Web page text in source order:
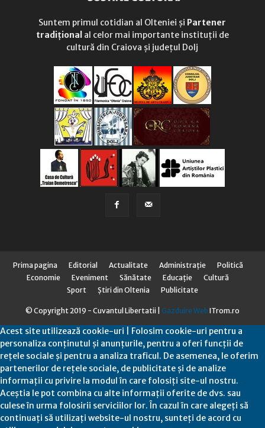
Suntem primul cotidian al Olteniei și Partener
tradițional al celor mai importante instituții de
cultură din Craiova și județul Dolj
Prima pagina Editorial Actualitate Administraţie
Politică
Economie
Eveniment Sănătate Educaţie
Cultură
Sport
Știri din Oltenia Publicitate
© Copyright 2019 - Cuvantul Libertatii | Gazduire Web ITrom.ro
Acest site utilizează cookie-uri | Folosim cookie-uri pentru a
personaliza conținutul și anunțurile, pentru a oferi funcții de
rețele sociale și pentru a analiza traficul. De asemenea, le oferim
partenerilor de rețele sociale, de publicitate și de analize
informații cu privire la modul în care folosiți site-ul nostru.
Aceștia le pot combina cu alte informații oferite de dvs. sau
culese în urma folosirii serviciilor lor. În cazul în care alegeți să
continuați să utilizați website-ul nostru, sunteți de acord cu